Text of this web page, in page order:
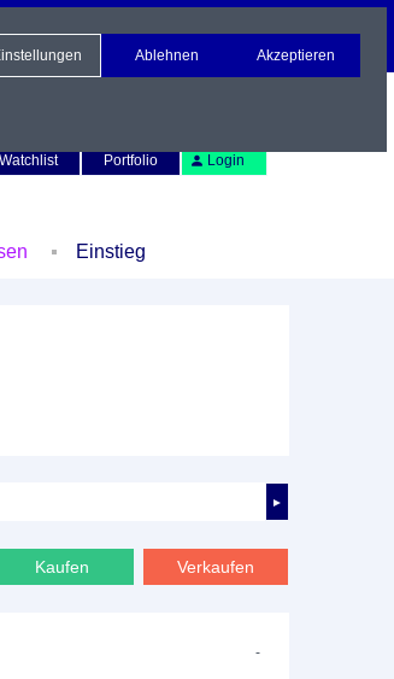
Watchlist Portfolio Login
Einstieg
►
Verkaufen
Kaufen
-
Ablehnen Akzeptieren